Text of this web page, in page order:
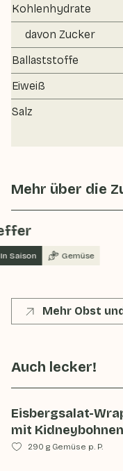
Kohlenhydrate
davon Zucker
Ballaststoffe
Eiweiß
Salz
Mehr über die
Saison Gemüse
Mehr Obst
Auch lecker!
Eisbergsalat-
mit Kidneybohnen
290 g Gemüse p. P.